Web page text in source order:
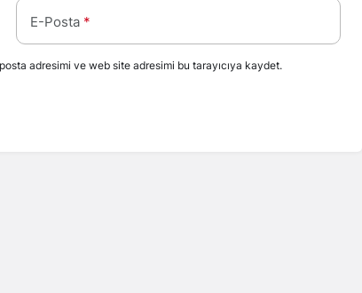
E-Posta *
adresimi ve web site adresimi bu tarayıcıya kaydet.